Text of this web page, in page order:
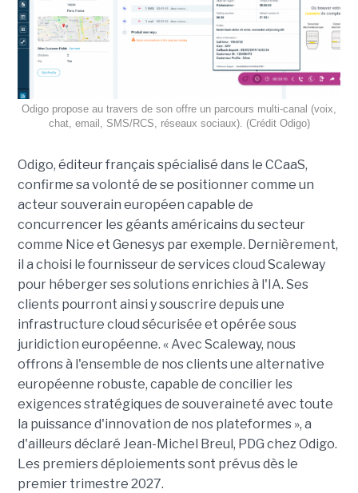
Odigo propose au travers de son offre un parcours multi-canal (voix,
chat, email, SMS/RCS, réseaux sociaux). (Crédit Odigo)
Odigo, éditeur français spécialisé dans le CCaaS,
confirme sa volonté de se positionner comme un
acteur souverain européen capable de
concurrencer les géants américains du secteur
comme Nice et Genesys par exemple. Dernièrement,
il a choisi le fournisseur de services cloud Scaleway
pour héberger ses solutions enrichies à l'IA. Ses
clients pourront ainsi y souscrire depuis une
infrastructure cloud sécurisée et opérée sous
juridiction européenne. « Avec Scaleway, nous
offrons à l'ensemble de nos clients une alternative
européenne robuste, capable de concilier les
exigences stratégiques de souveraineté avec toute
la puissance d'innovation de nos plateformes », a
d'ailleurs déclaré Jean-Michel Breul, PDG chez Odigo.
Les premiers déploiements sont prévus dès le
premier trimestre 2027.